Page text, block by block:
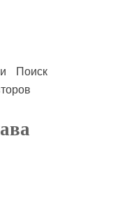
Поиск